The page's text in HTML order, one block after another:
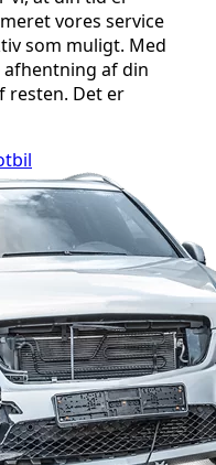
vores service
som muligt. Med
af din
resten. Det er